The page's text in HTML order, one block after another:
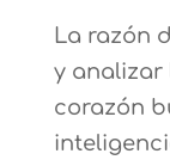
La razón
y analizar
corazón